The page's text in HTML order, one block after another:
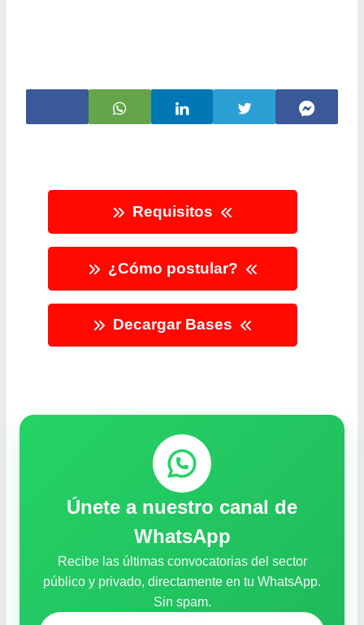
Requisitos
¿Cómo postular?
Decargar Bases
Únete a nuestro canal de
WhatsApp
Recibe las últimas convocatorias del sector
público y privado, directamente en tu WhatsApp.
Sin spam.